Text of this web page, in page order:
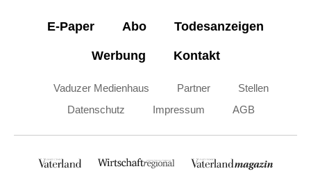
E-Paper Abo Todesanzeigen
Werbung Kontakt
Vaduzer Medienhaus Partner
Stellen
Datenschutz
Impressum AGB